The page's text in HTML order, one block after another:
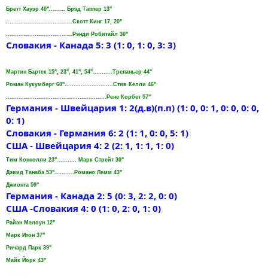
Бретт Хауэр 40"......... Брэд Таппер 13"
.....................................Скотт Кинг 17, 20"
.....................................Рэнди Робитайл 30"
Словакия - Канада 5: 3 (1: 0, 1: 0, 3: 3)
Мартин Бартек 15", 23", 41", 54"...........Трепаньер 44"
Роман Кукумберг 60"...........................Стив Келли 46"
........................................................Рене Корбет 57"
Германия - Швейцария 1: 2(д.в)(п.п) (1: 0, 0: 1, 0: 0, 0: 0,
0: 1)
Словакия - Германия 6: 2 (1: 1, 0: 0, 5: 1)
США - Швейцария 4: 2 (2: 1, 1: 1, 1: 0)
Тим Коннолли 23" .......... Марк Стрейт 30"
Дэвид Танабэ 53"...........Романо Лемм 43"
Джионта 59"
Германия - Канада 2: 5 (0: 3, 2: 2, 0: 0)
США -Словакия 4: 0 (1: 0, 2: 0, 1: 0)
Райан Мэлоун 12"
Марк Итон 37"
Ричард Парк 39"
Майк Йорк 43"